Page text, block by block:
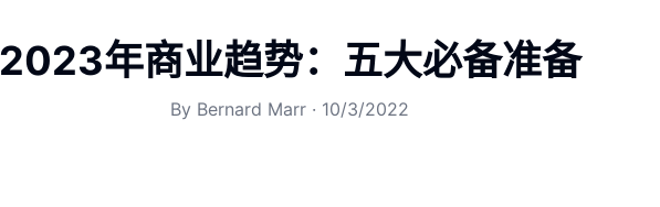
2023年商业趋势：五大必备准备
By Bernard Marr · 10/3/2022